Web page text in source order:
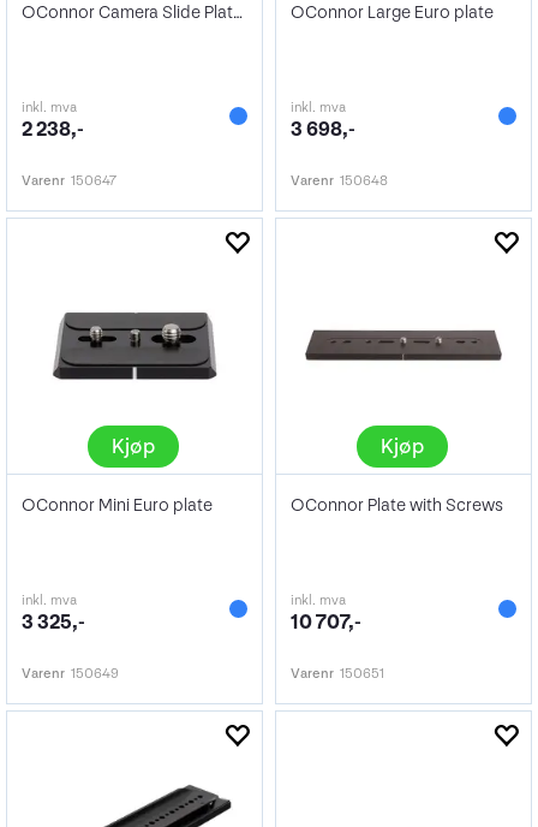
OConnor Camera Slide Plate Assembly
inkl. mva
2 238,-
Varenr 150647
OConnor Large Euro plate
inkl. mva
3 698,-
Varenr 150648
Kjøp
OConnor Mini Euro plate
inkl. mva
3 325,-
Varenr 150649
Kjøp
OConnor Plate with Screws
inkl. mva
10 707,-
Varenr 150651